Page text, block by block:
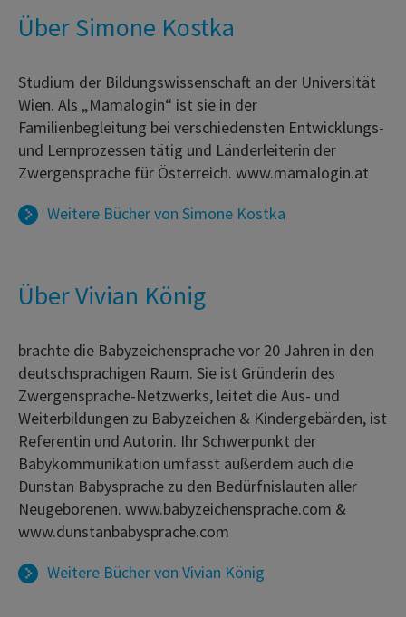
Über Simone Kostka
Studium der Bildungswissenschaft an der Universität
Wien. Als „Mamalogin“ ist sie in der
Familienbegleitung bei verschiedensten Entwicklungs-
und Lernprozessen tätig und Länderleiterin der
Zwergensprache für Österreich. www.mamalogin.at
Weitere Bücher von Simone Kostka
Über Vivian König
brachte die Babyzeichensprache vor 20 Jahren in den
deutschsprachigen Raum. Sie ist Gründerin des
Zwergensprache-Netzwerks, leitet die Aus- und
Weiterbildungen zu Babyzeichen & Kindergebärden, ist
Referentin und Autorin. Ihr Schwerpunkt der
Babykommunikation umfasst außerdem auch die
Dunstan Babysprache zu den Bedürfnislauten aller
Neugeborenen. www.babyzeichensprache.com &
www.dunstanbabysprache.com
Weitere Bücher von Vivian König